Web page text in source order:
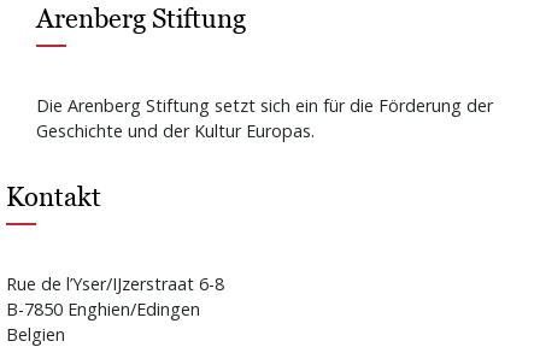
Arenberg Stiftung
Die Arenberg Stiftung setzt sich ein für die Förderung der
Geschichte und der Kultur Europas.
Kontakt
Rue de l’Yser/IJzerstraat 6-8
B-7850 Enghien/Edingen
Belgien